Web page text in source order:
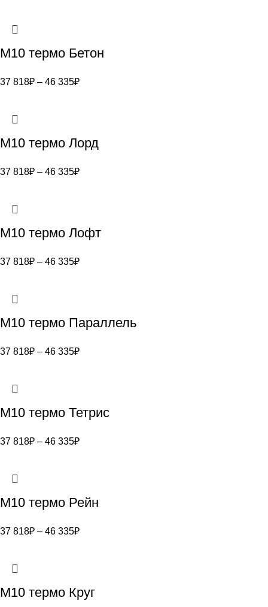
M10 термо Бетон
37 818₽ – 46 335₽
M10 термо Лорд
37 818₽ – 46 335₽
M10 термо Лофт
37 818₽ – 46 335₽
M10 термо Параллель
37 818₽ – 46 335₽
M10 термо Тетрис
37 818₽ – 46 335₽
M10 термо Рейн
37 818₽ – 46 335₽
M10 термо Круг